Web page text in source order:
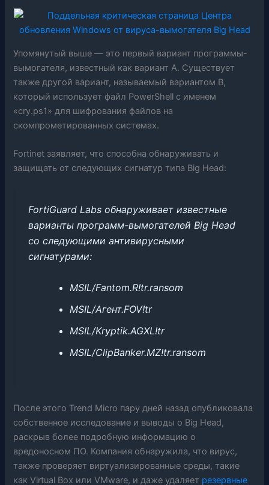
Упомянутый выше — это первый вариант программы-
вымогателя, известный как вариант A. Существует
также другой вариант, называемый вариантом B,
который использует файл PowerShell с именем
«cry.ps1» для шифрования файлов на
скомпрометированных системах.
Fortinet заявляет, что способна обнаруживать и
защищать от следующих сигнатур типа Big Head:
FortiGuard Labs обнаруживает известные
варианты программ-вымогателей Big Head
со следующими антивирусными
сигнатурами:
MSIL/Fantom.R!tr.ransom
MSIL/Агент.FOV!tr
MSIL/Kryptik.AGXL!tr
MSIL/ClipBanker.MZ!tr.ransom
После этого Trend Micro пару дней назад опубликовала
собственное исследование и выводы о Big Head,
раскрыв более подробную информацию о
вредоносном ПО. Компания обнаружила, что вирус,
также проверяет виртуализированные среды, такие
как Virtual Box или VMware, и даже удаляет резервные